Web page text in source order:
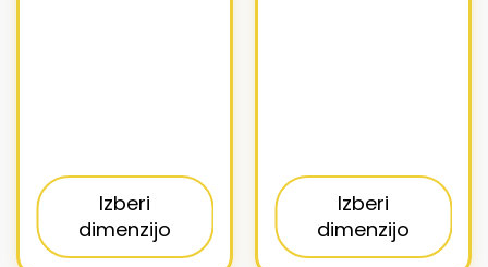
Izberi
dimenzijo
Izberi
dimenzijo